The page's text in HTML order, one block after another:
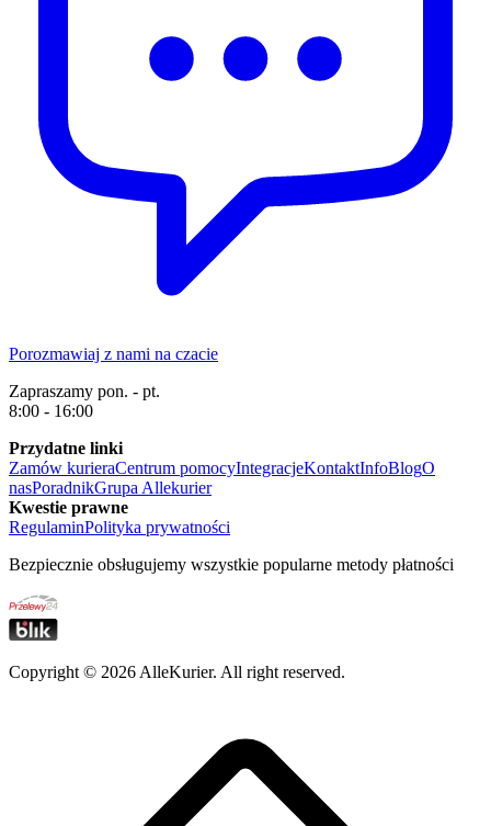
Porozmawiaj z nami na czacie
Zapraszamy pon. - pt.
8:00 - 16:00
Przydatne linki
Zamów kurieraCentrum pomocyIntegracjeKontaktInfoBlogO
nasPoradnikGrupa Allekurier
Kwestie prawne
RegulaminPolityka prywatności
Bezpiecznie obsługujemy wszystkie popularne metody płatności
Copyright © 2026 AlleKurier. All right reserved.